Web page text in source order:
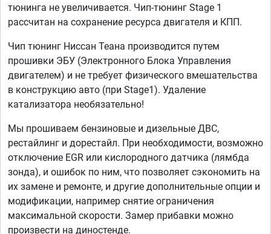
тюнинга не увеличивается. Чип-тюнинг Stage 1
рассчитан на сохранение ресурса двигателя и КПП.
Чип тюнинг Ниссан Теана производится путем
прошивки ЭБУ (Электронного Блока Управления
двигателем) и не требует физического вмешательства
в конструкцию авто (при Stage1). Удаление
катализатора необязательно!
Мы прошиваем бензиновые и дизельные ДВС,
рестайлинг и дорестайл. При необходимости, возможно
отключение EGR или кислородного датчика (лямбда
зонда), и ошибок по ним, что позволяет сэкономить на
их замене и ремонте, и другие дополнительные опции и
модификации, например снятие ограничения
максимальной скорости. Замер прибавки можно
произвести на диностенде.